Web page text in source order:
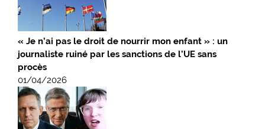
« Je n’ai pas le droit de nourrir mon enfant » : un
journaliste ruiné par les sanctions de l’UE sans
procès
01/04/2026